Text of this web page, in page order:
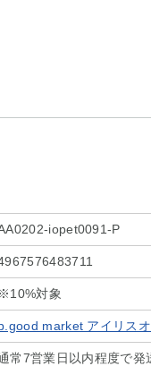
iopet0091-P
※10%対象
market アイリス
常7営業日以内程度で